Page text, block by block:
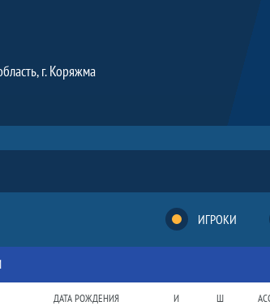
г. Коряжма
ИГРОКИ
ДАТА РОЖДЕНИЯ И Ш